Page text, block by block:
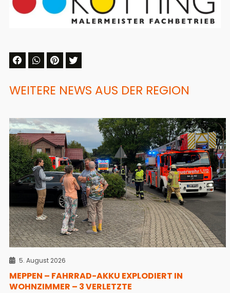
WEITERE NEWS AUS DER REGION
5. August 2026
MEPPEN – FAHRRAD-AKKU EXPLODIERT IN
WOHNZIMMER – 3 VERLETZTE